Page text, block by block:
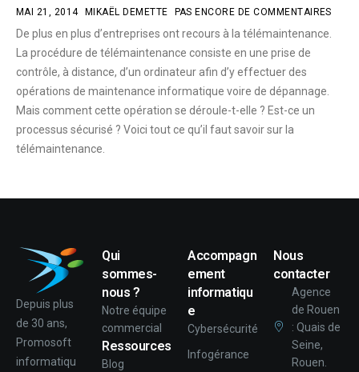
MAI 21, 2014 MIKAËL DEMETTE PAS ENCORE DE COMMENTAIRES
De plus en plus d’entreprises ont recours à la télémaintenance.
La procédure de télémaintenance consiste en une prise de
contrôle, à distance, d’un ordinateur afin d’y effectuer des
opérations de maintenance informatique voire de dépannage.
Mais comment cette opération se déroule-t-elle ? Est-ce un
processus sécurisé ? Voici tout ce qu’il faut savoir sur la
télémaintenance.
Depuis plus
de 30 ans,
Promosoft
informatiqu
Qui
sommes-
nous ?
Notre équipe
commercial
Ressources
Blog
Accompagn
ement
informatiqu
e
Cybersécurité
Infogérance
Nous
contacter
Agence
de Rouen
: Quais de
Seine,
Rouen.